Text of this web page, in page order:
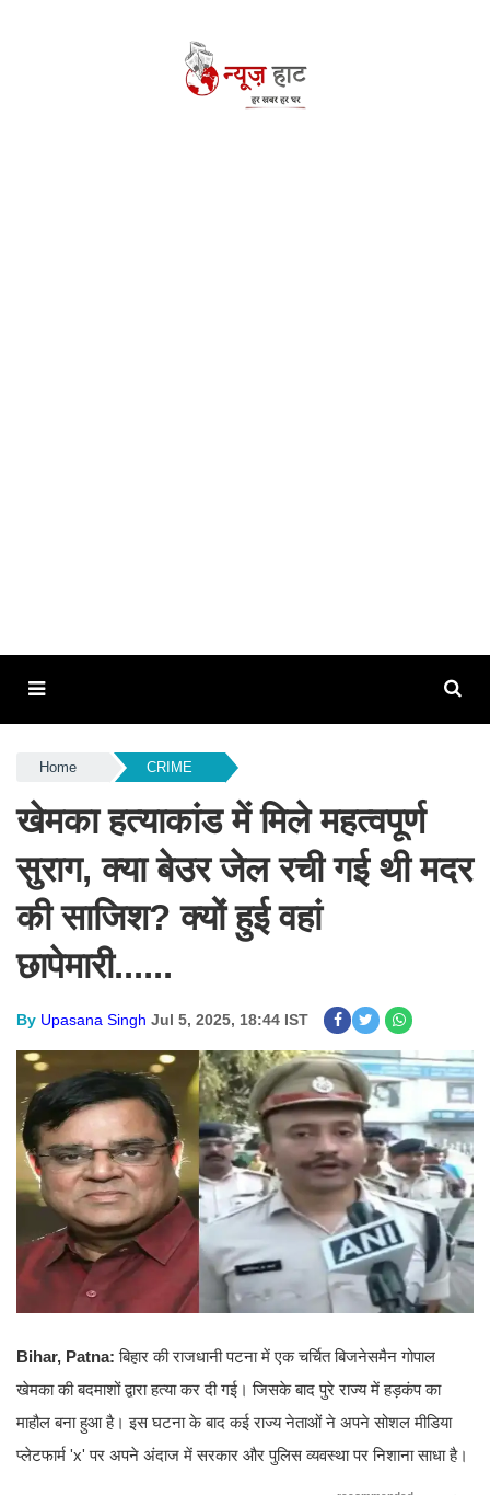
Home CRIME
खेमका हत्याकांड में मिले महत्वपूर्ण
सुराग, क्या बेउर जेल रची गई थी मदर
की साजिश? क्यों हुई वहां
छापेमारी......
By Upasana Singh Jul 5, 2025, 18:44 IST
Bihar, Patna: बिहार की राजधानी पटना में एक चर्चित बिजनेसमैन गोपाल
खेमका की बदमाशों द्वारा हत्या कर दी गई। जिसके बाद पुरे राज्य में हड़कंप का
माहौल बना हुआ है। इस घटना के बाद कई राज्य नेताओं ने अपने सोशल मीडिया
प्लेटफार्म 'x' पर अपने अंदाज में सरकार और पुलिस व्यवस्था पर निशाना साधा है।